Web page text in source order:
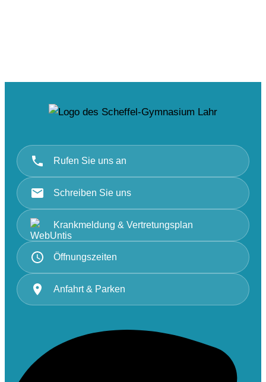
Rufen Sie uns an
Schreiben Sie uns
Krankmeldung & Vertretungsplan
Öffnungszeiten
Anfahrt & Parken